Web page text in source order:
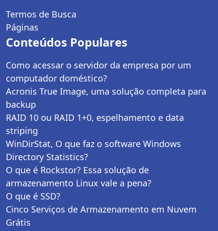
Termos de Busca
Páginas
Conteúdos Populares
Como acessar o servidor da empresa por um
computador doméstico?
Acronis True Image, uma solução completa para
backup
RAID 10 ou RAID 1+0, espelhamento e data
striping
WinDirStat, O que faz o software Windows
Directory Statistics?
O que é Rockstor? Essa solução de
armazenamento Linux vale a pena?
O que é SSD?
Cinco Serviços de Armazenamento em Nuvem
Grátis